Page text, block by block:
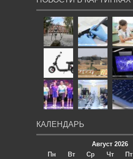
КАЛЕНДАРЬ
Август 2026
Пн
Вт Ср Чт Пт